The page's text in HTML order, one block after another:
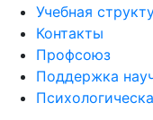
Учебная
Контакты
Профсоюз
Поддержка